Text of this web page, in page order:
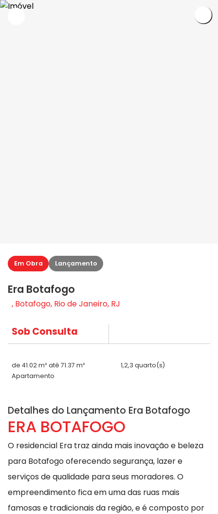
Em Obra Lançamento
Era Botafogo
, Botafogo, Rio de Janeiro, RJ
Sob Consulta
de 41.02 m² até 71.37 m²
1,2,3 quarto(s)
Apartamento
Detalhes do Lançamento Era Botafogo
ERA BOTAFOGO
O residencial Era traz ainda mais inovação e beleza
para Botafogo oferecendo segurança, lazer e
serviços de qualidade para seus moradores. O
empreendimento fica em uma das ruas mais
famosas e tradicionais da região, e é composto por